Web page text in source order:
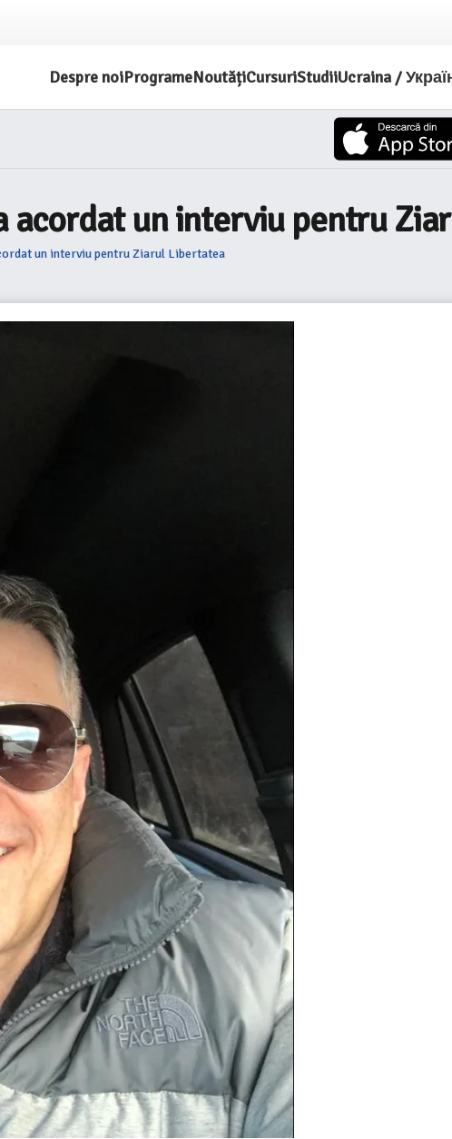
Despre noiProgrameNoutățiCursuriStudiiUcraina /
acordat un interviu pentru
un interviu pentru Ziarul Libertatea